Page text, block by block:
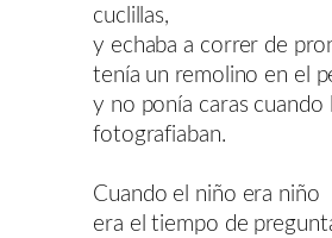
cuclillas,
y echaba a correr de
tenía un remolino en el
y no ponía caras cuando
fotografiaban.
Cuando el niño era niño
era el tiempo de